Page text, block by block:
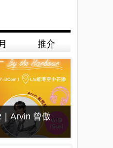
Winka @ COLLAR｜Arvin 曾傲棐｜Dark 黃明德｜表妹 Ｍona 8月29日起登陸L5維港空中花園 | wwwtc mall 首度呈獻「Music Wave By The Harbo